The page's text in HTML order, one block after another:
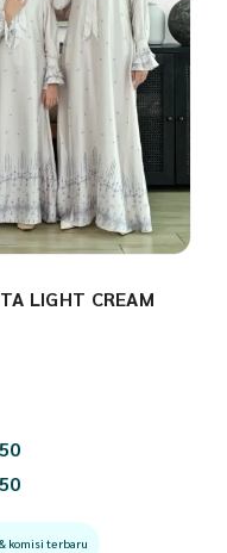
LIGHT CREAM
komisi terbaru